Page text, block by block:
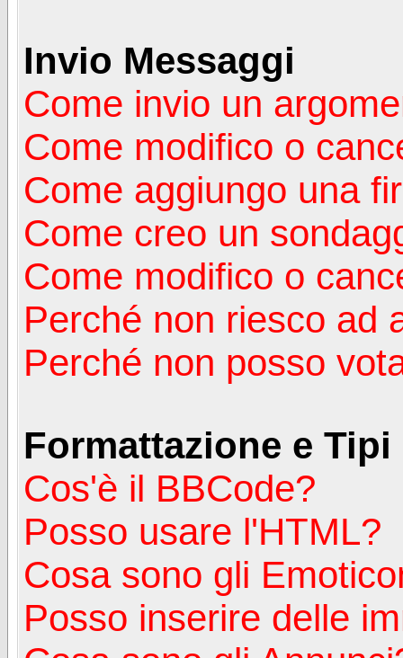
Invio Messaggi
Come invio un
Come modifico o
Come aggiungo una
Come creo un
Come modifico o
Perché non riesco ad
Perché non posso
Formattazione e
Cos'è il BBCode?
Posso usare l'HTML?
Cosa sono gli
Posso inserire delle